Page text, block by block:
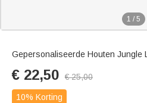
1 / 5
Gepersonaliseerde Houten Jungle
€ 22,50 €25,00
10% Korting